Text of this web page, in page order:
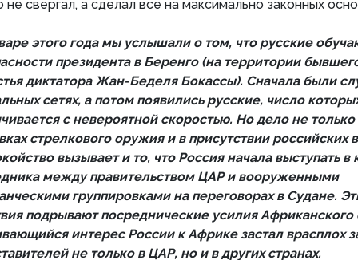
не свергал, а сделал все на максимально законных
этого года мы услышали о том, что русские
президента в Беренго (на территории
диктатора Жан-Беделя Бокассы). Сначала были
сетях, а потом появились русские, число
с невероятной скоростью. Но дело не только
стрелкового оружия и в присутствии российских
вызывает и то, что Россия начала выступать в
между правительством ЦАР и вооруженными
группировками на переговорах в Судане.
подрывают посреднические усилия Африканского
интерес России к Африке застал врасплох
не только в ЦАР, но и в других странах.